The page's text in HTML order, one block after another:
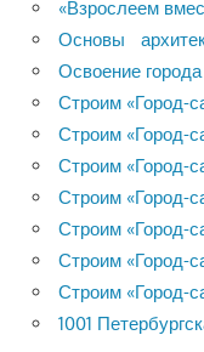
«Взрослеем
Основы
Освоение
Строим «Город-
Строим «Город-
Строим «Город-
Строим «Город-
Строим «Город-
Строим «Город-
Строим «Город-
1001